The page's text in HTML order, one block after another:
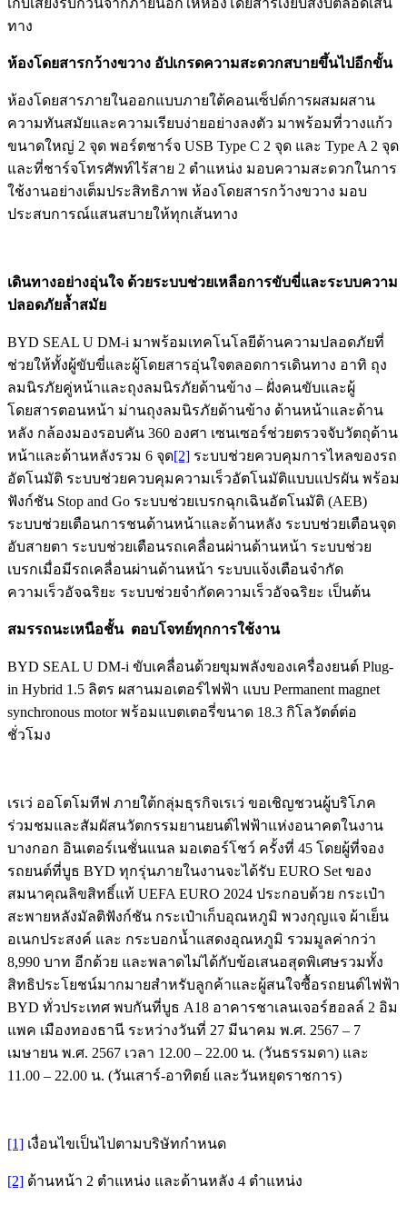
ทาง
ห้องโดยสารกว้างขวาง อัปเกรดความสะดวกสบายขึ้นไปอีกขั้น
ห้องโดยสารภายในออกแบบภายใต้คอนเซ็ปต์การผสมผสาน
ความทันสมัยและความเรียบง่ายอย่างลงตัว มาพร้อมที่วางแก้ว
ขนาดใหญ่ 2 จุด พอร์ตชาร์จ USB Type C 2 จุด และ Type A 2 จุด
และที่ชาร์จโทรศัพท์ไร้สาย 2 ตำแหน่ง มอบความสะดวกในการ
ใช้งานอย่างเต็มประสิทธิภาพ ห้องโดยสารกว้างขวาง มอบ
ประสบการณ์แสนสบายให้ทุกเส้นทาง
เดินทางอย่างอุ่นใจ ด้วยระบบช่วยเหลือการขับขี่และระบบความ
ปลอดภัยล้ำสมัย
BYD SEAL U DM-i มาพร้อมเทคโนโลยีด้านความปลอดภัยที่
ช่วยให้ทั้งผู้ขับขี่และผู้โดยสารอุ่นใจตลอดการเดินทาง อาทิ ถุง
ลมนิรภัยคู่หน้าและถุงลมนิรภัยด้านข้าง – ฝั่งคนขับและผู้
โดยสารตอนหน้า ม่านถุงลมนิรภัยด้านข้าง ด้านหน้าและด้าน
หลัง กล้องมองรอบคัน 360 องศา เซนเซอร์ช่วยตรวจจับวัตถุด้าน
หน้าและด้านหลังรวม 6 จุด[2] ระบบช่วยควบคุมการไหลของรถ
อัตโนมัติ ระบบช่วยควบคุมความเร็วอัตโนมัติแบบแปรผัน พร้อม
ฟังก์ชัน Stop and Go ระบบช่วยเบรกฉุกเฉินอัตโนมัติ (AEB)
ระบบช่วยเตือนการชนด้านหน้าและด้านหลัง ระบบช่วยเตือนจุด
อับสายตา ระบบช่วยเตือนรถเคลื่อนผ่านด้านหน้า ระบบช่วย
เบรกเมื่อมีรถเคลื่อนผ่านด้านหน้า ระบบแจ้งเตือนจำกัด
ความเร็วอัจฉริยะ ระบบช่วยจำกัดความเร็วอัจฉริยะ เป็นต้น
สมรรถนะเหนือชั้น ตอบโจทย์ทุกการใช้งาน
BYD SEAL U DM-i ขับเคลื่อนด้วยขุมพลังของเครื่องยนต์ Plug-
in Hybrid 1.5 ลิตร ผสานมอเตอร์ไฟฟ้า แบบ Permanent magnet
synchronous motor พร้อมแบตเตอรี่ขนาด 18.3 กิโลวัตต์ต่อ
ชั่วโมง
เรเว่ ออโตโมทีฟ ภายใต้กลุ่มธุรกิจเรเว่ ขอเชิญชวนผู้บริโภค
ร่วมชมและสัมผัสนวัตกรรมยานยนต์ไฟฟ้าแห่งอนาคตในงาน
บางกอก อินเตอร์เนชั่นแนล มอเตอร์โชว์ ครั้งที่ 45 โดยผู้ที่จอง
รถยนต์ที่บูธ BYD ทุกรุ่นภายในงานจะได้รับ EURO Set ของ
สมนาคุณลิขสิทธิ์แท้ UEFA EURO 2024 ประกอบด้วย กระเป๋า
สะพายหลังมัลติฟังก์ชัน กระเป๋าเก็บอุณหภูมิ พวงกุญแจ ผ้าเย็น
อเนกประสงค์ และ กระบอกน้ำแสดงอุณหภูมิ รวมมูลค่ากว่า
8,990 บาท อีกด้วย และพลาดไม่ได้กับข้อเสนอสุดพิเศษรวมทั้ง
สิทธิประโยชน์มากมายสำหรับลูกค้าและผู้สนใจซื้อรถยนต์ไฟฟ้า
BYD ทั่วประเทศ พบกันที่บูธ A18 อาคารชาเลนเจอร์ฮอลล์ 2 อิม
แพค เมืองทองธานี ระหว่างวันที่ 27 มีนาคม พ.ศ. 2567 – 7
เมษายน พ.ศ. 2567 เวลา 12.00 – 22.00 น. (วันธรรมดา) และ
11.00 – 22.00 น. (วันเสาร์-อาทิตย์ และวันหยุดราชการ)
[1] เงื่อนไขเป็นไปตามบริษัทกำหนด
[2] ด้านหน้า 2 ตำแหน่ง และด้านหลัง 4 ตำแหน่ง